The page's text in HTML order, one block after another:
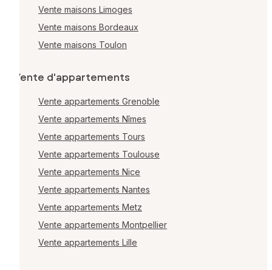
Vente maisons Limoges
Vente maisons Bordeaux
Vente maisons Toulon
Vente d'appartements
Vente appartements Grenoble
Vente appartements Nîmes
Vente appartements Tours
Vente appartements Toulouse
Vente appartements Nice
Vente appartements Nantes
Vente appartements Metz
Vente appartements Montpellier
Vente appartements Lille